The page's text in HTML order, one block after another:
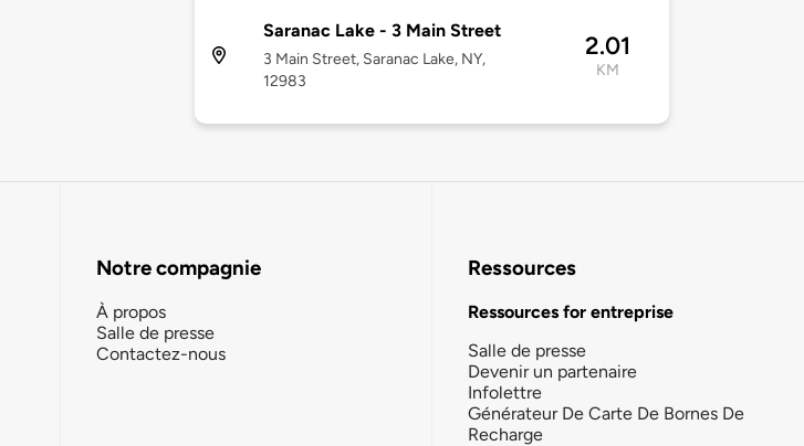
Saranac Lake - 3 Main Street
3 Main Street, Saranac Lake, NY,
12983
2.01
KM
Notre compagnie
À propos
Salle de presse
Contactez-nous
Ressources
Ressources for entreprise
Salle de presse
Devenir un partenaire
Infolettre
Générateur De Carte De Bornes De
Recharge